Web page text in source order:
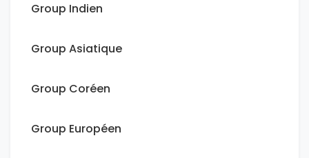
Group Indien
Group Asiatique
Group Coréen
Group Européen